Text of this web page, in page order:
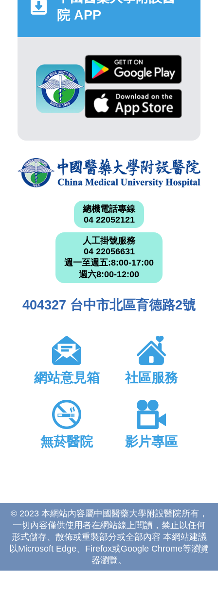
院 APP
總機電話專線
04 22052121
人工掛號服務
04 22056631
週一至週五:8:00-17:00
週六8:00-12:00
404327 台中市北區育德路2號
網站意見箱 社區服務
無菸醫院 影片專區
© 2023 本網站內容屬中國醫藥大學附設醫院所有，
一切內容僅供使用者在網站線上閱讀，禁止以任何
形式儲存、散佈或重製部分或全部內容 本網站建議
以Microsoft Edge、Firefox或Google Chrome等瀏覽
器瀏覽。